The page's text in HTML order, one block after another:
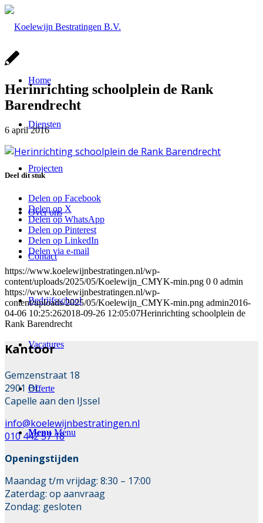
Home
Diensten
Projecten
Over ons
Contact
Bedrijfsschool
Vacatures
Offerte
Menu Menu
Herinrichting schoolplein de Rank
Barendrecht
6 april 2016
Deel dit stuk
Delen op Facebook
Delen op X
Delen op WhatsApp
Delen op Pinterest
Delen op LinkedIn
Delen via e-mail
https://www.koelewijnbestratingen.nl/wp-
content/uploads/2025/05/Koelewijn_CMYK-min.png 0 0 admin
https://www.koelewijnbestratingen.nl/wp-
content/uploads/2025/05/Koelewijn_CMYK-min.png admin2016-
04-06 10:25:262018-09-26 12:05:07Herinrichting schoolplein de
Rank Barendrecht
Kantoor
Gemzenstraat 18
2901 BL
Capelle aan den IJssel
info@koelewijnbestratingen.nl
010 442 57 18
Openingstijden
Maandag t/m vrijdag: 8:30 – 17:00
Zaterdag: op aanvraag
Zondag: gesloten